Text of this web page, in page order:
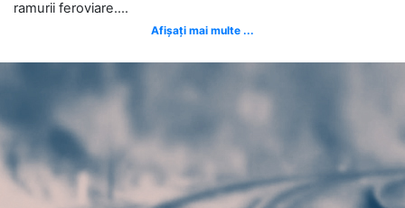
ramurii feroviare....
Afișați mai multe ...